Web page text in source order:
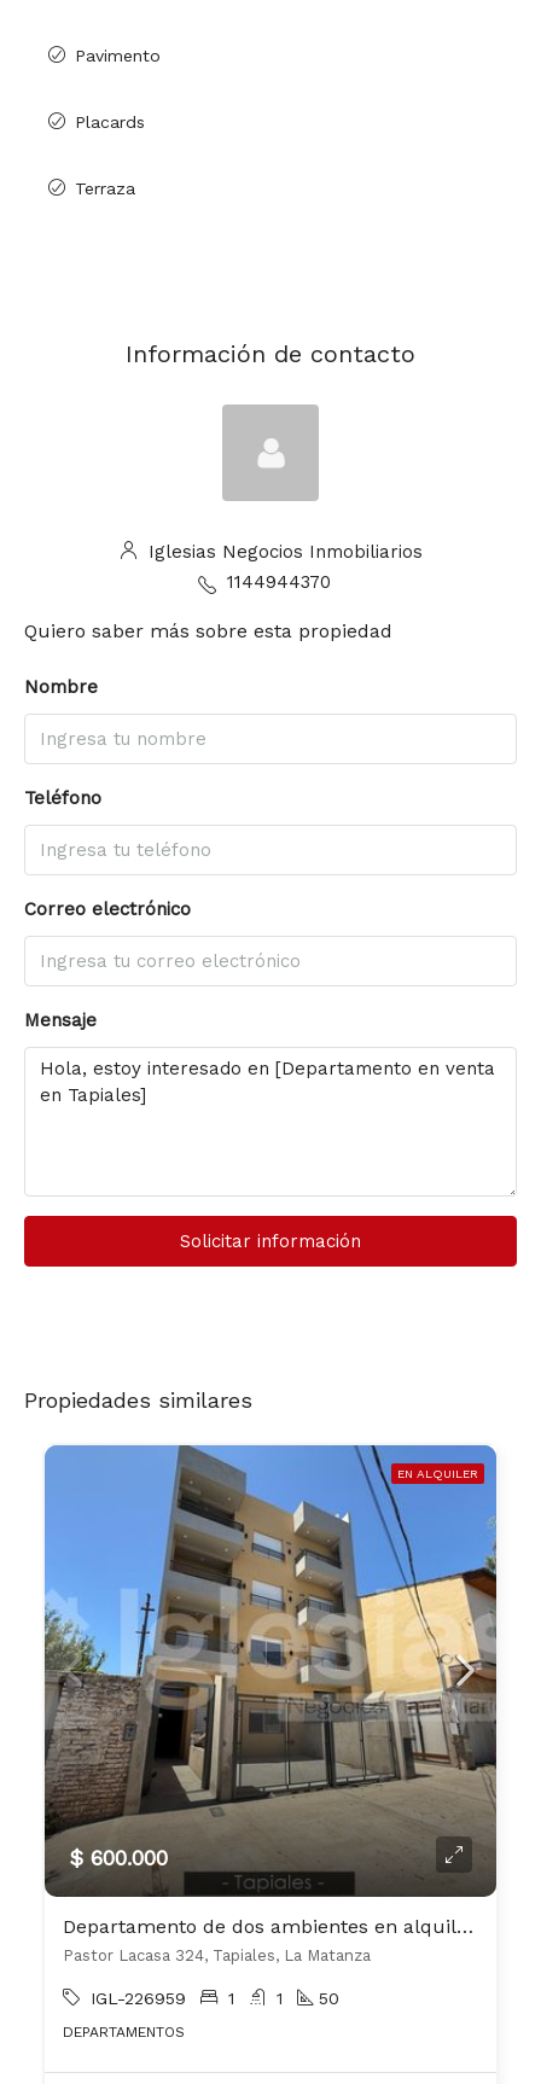
Pavimento
Placards
Terraza
Información de contacto
Iglesias Negocios Inmobiliarios
1144944370
Quiero saber más sobre esta propiedad
Nombre
Teléfono
Correo electrónico
Mensaje
Solicitar información
Propiedades similares
EN ALQUILER
$ 600.000
Departamento de dos ambientes en alquiler en Tapiales
Pastor Lacasa 324, Tapiales, La Matanza
IGL-226959 1 1 50
DEPARTAMENTOS